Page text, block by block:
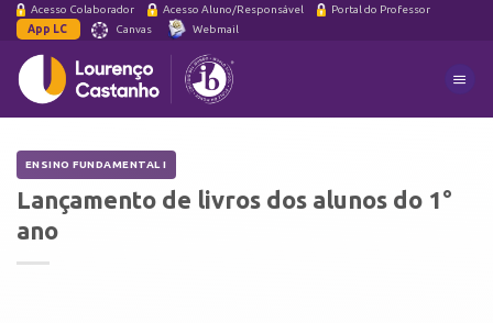
Skip
content
Acesso Colaborador Acesso Aluno/Responsável
Portal do Professor
App LC
Canvas Webmail
ENSINO FUNDAMENTAL I
Lançamento de livros dos alunos do 1°
ano